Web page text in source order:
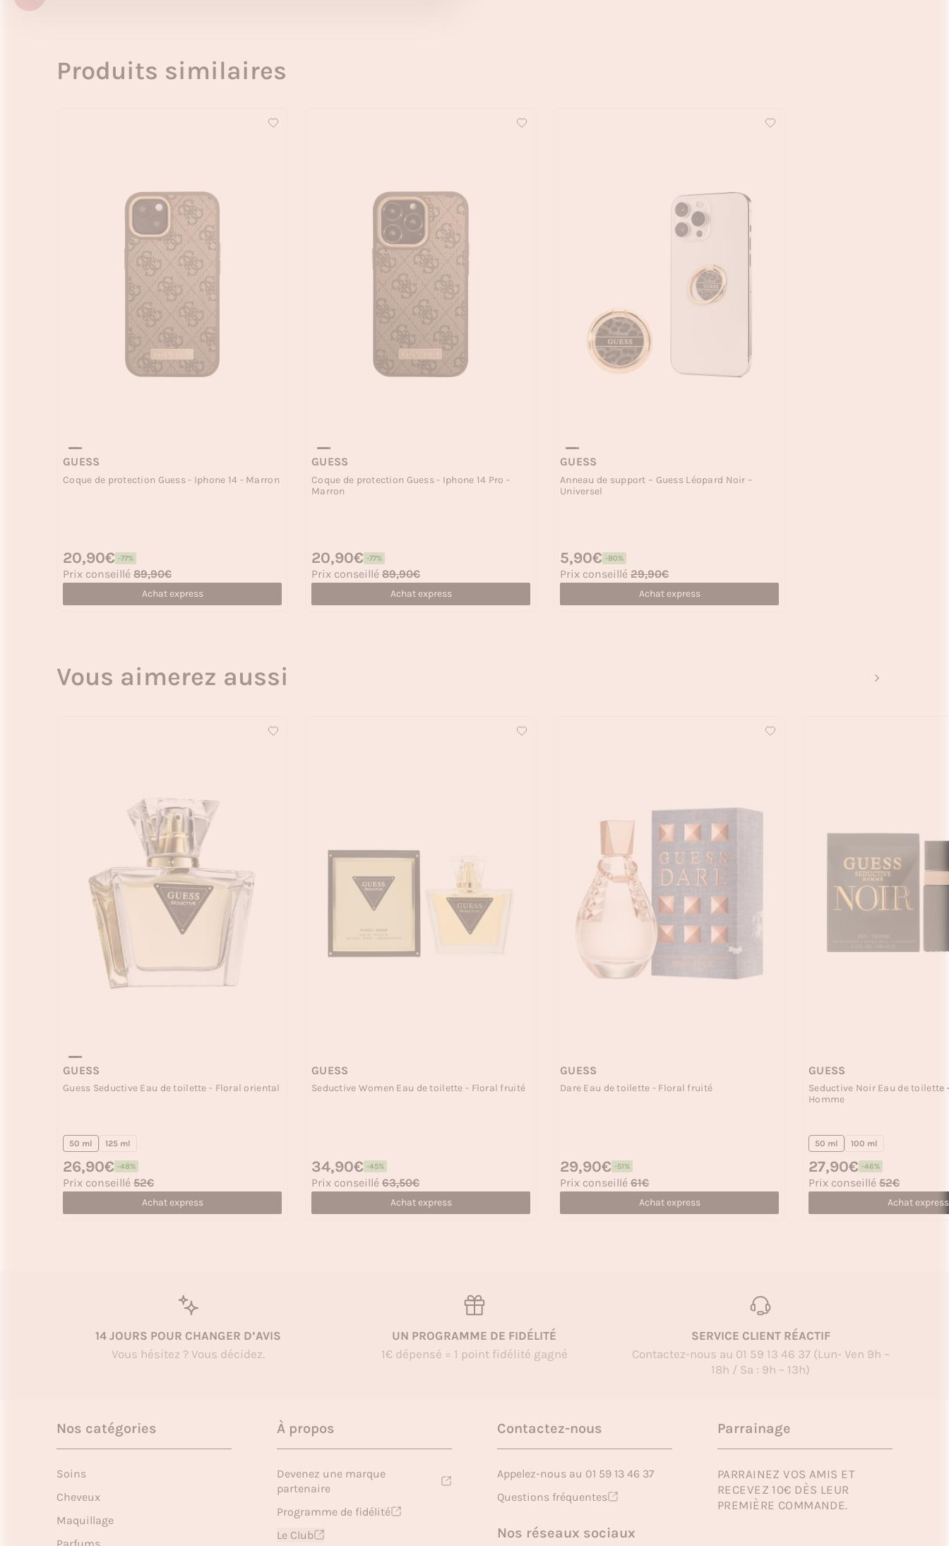
Produits similaires
GUESS
Coque de protection Guess - Iphone 14 - Marron
Prix soldé
20,90€ -77%
Prix habituel
Prix conseillé 89,90€
Achat express
GUESS
Coque de protection Guess - Iphone 14 Pro -
Marron
Prix soldé
20,90€ -77%
Prix habituel
Prix conseillé 89,90€
Achat express
GUESS
Anneau de support – Guess Léopard Noir –
Universel
Prix soldé
5,90€ -80%
Prix habituel
Prix conseillé 29,90€
Achat express
Vous aimerez aussi
GUESS
Guess Seductive Eau de toilette - Floral oriental
50 ml 125 ml
Prix soldé
26,90€ -48%
Prix habituel
Prix conseillé 52€
Achat express
GUESS
Seductive Women Eau de toilette - Floral fruité
Prix soldé
34,90€ -45%
Prix habituel
Prix conseillé 63,50€
Achat express
GUESS
Dare Eau de toilette - Floral fruité
Prix soldé
29,90€ -51%
Prix habituel
Prix conseillé 61€
Achat express
GUESS
Seductive Noir Eau de toilette
Homme
50 ml 100 ml
Prix soldé
27,90€ -46%
Prix habituel
Prix conseillé 52€
Achat express
14 JOURS POUR CHANGER D’AVIS
Vous hésitez ? Vous décidez.
UN PROGRAMME DE FIDÉLITÉ
1€ dépensé = 1 point fidélité gagné
SERVICE CLIENT RÉACTIF
Contactez-nous au 01 59 13 46 37 (Lun- Ven 9h –
18h / Sa : 9h – 13h)
Nos catégories
Soins
Cheveux
Maquillage
Parfums
À propos
Devenez une marque
partenaire
Programme de fidélité
Le Club
Contactez-nous
Appelez-nous au 01 59 13 46 37
Questions fréquentes
Nos réseaux sociaux
Parrainage
PARRAINEZ VOS AMIS ET
RECEVEZ 10€ DÈS LEUR
PREMIÈRE COMMANDE.